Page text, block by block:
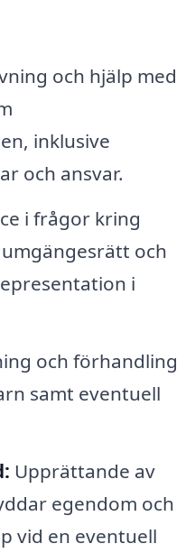
och hjälp med
inklusive
och ansvar.
i frågor kring
och
i
och förhandling
samt eventuell
Upprättande av
egendom och
vid en eventuell